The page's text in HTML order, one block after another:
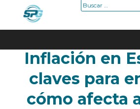
content
Buscar:
Inflación en
claves para
cómo afecta